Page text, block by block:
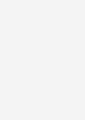
culturelle